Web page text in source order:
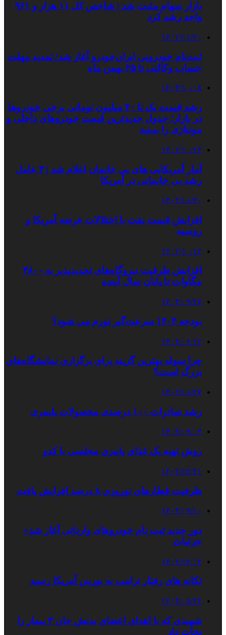
بازار سهام مثبت شد | شاخص کل ۱۱ هزار و ۹۶۱
واحد رشد کرد
۱۴۰۲/۱۱/۲۰
ثبت‌نام خودرویی ایران‌خودرو آغاز شد/ تمدید مهلت
حساب وکالتی تا ۲۵ بهمن ماه
۱۴۰۳/۱۰/۰۸
رشد قیمت یک تا ۴۰ میلیون تومانی برخی خودروها
در بازار؛ جدول جدیدترین قیمت خودروهای داخلی و
مونتاژی را ببینید
۱۴۰۲/۱۰/۱۴
آمار آمریکایی‌ های بی خانمان اعلام شد | ۳ عامل
رشد بی‌ خانمانی در آمریکا
۱۴۰۲/۱۱/۳۰
افزایش قیمت نفت با اختلالات عرضه آمریکا و
روسیه
۱۴۰۲/۱۰/۱۲
افزایش ظرفیت نیروگاه‌های تجدیدپذیر به ۴۸۰۰
مگاوات تا پایان سال آینده
۱۴۰۳/۰۹/۲۷
بودجه ۱۴۰۴ سرعت‌گیر تورم می‌ شود؟
۱۴۰۴/۰۶/۱۲
چرا سوله بهترین گزینه برای برگزاری نمایشگاه‌های
بزرگ است؟
۱۴۰۲/۱۱/۲۷
رشد صادرات ۱۰۰ درصدی محصولات پلیمری
۱۴۰۳/۰۹/۰۲
روش تهیه یک غذای پاییزی مجلسی با کدو
۱۴۰۲/۱۲/۲۱
ظرفیت قطارهای نوروزی ۸ درصد افزایش یافت
۱۴۰۳/۰۹/۱۰
دور جدید ثبت نام خودروهای وارداتی آغاز شد+
جزئیات
۱۴۰۲/۱۲/۰۴
تکانه های رفتار ترامپ به بورس آمریکا رسید
۱۴۰۳/۰۸/۲۲
شهیدی که با اهدای اعضای بدنش جان ۳ بیمار را
نجات داد